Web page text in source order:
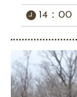
14：00